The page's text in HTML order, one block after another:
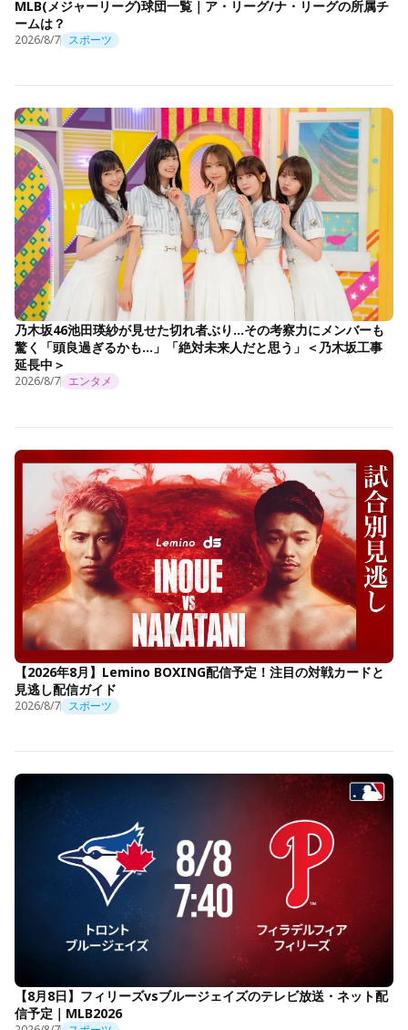
MLB(メジャーリーグ)球団一覧｜ア・リーグ/ナ・リーグの所属チ
ームは？
2026/8/7 スポーツ
乃木坂46池田瑛紗が見せた切れ者ぶり…その考察力にメンバーも
驚く「頭良過ぎるかも…」「絶対未来人だと思う」＜乃木坂工事
延長中＞
2026/8/7 エンタメ
【2026年8月】Lemino BOXING配信予定！注目の対戦カードと
見逃し配信ガイド
2026/8/7 スポーツ
【8月8日】フィリーズvsブルージェイズのテレビ放送・ネット配
信予定｜MLB2026